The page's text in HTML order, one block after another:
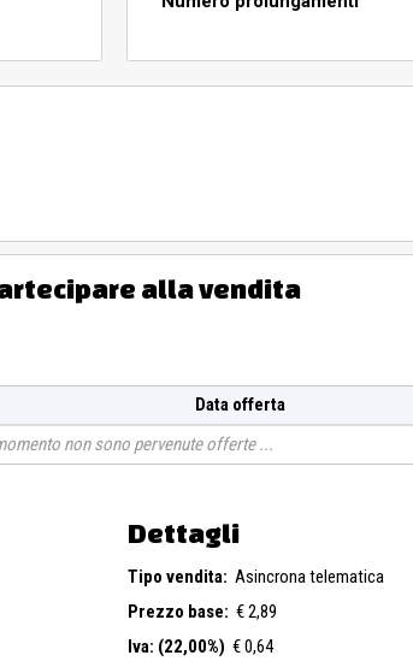
alla vendita
Data offerta
non sono pervenute offerte
Dettagli
Tipo vendita: Asincrona telematica
Prezzo base: € 2,89
Iva: (22,00%) € 0,64